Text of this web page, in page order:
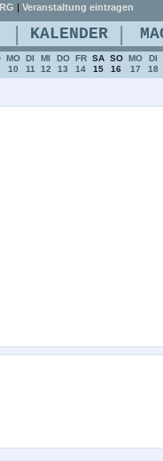
| Veranstaltung eintragen
| KALENDER |
MO
10
DI
11
MI
12
DO
13
FR
14
SA
15
SO
16
MO
17
DI
18